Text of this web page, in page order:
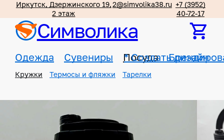
Иркутск, Дзержинского 19,
2 этаж
2@simvolika38.ru +7 (3952)
40-72-17
Символика
Одежда Сувениры Посуда
*Создать дизайн
Кружки Термосы и фляжки Тарелки